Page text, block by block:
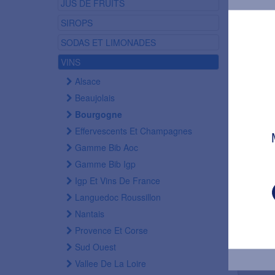
JUS DE FRUITS
SIROPS
SODAS ET LIMONADES
VINS
Alsace
Beaujolais
Bourgogne
Effervescents Et Champagnes
Gamme Bib Aoc
Gamme Bib Igp
Igp Et Vins De France
Languedoc Roussillon
Nantais
Provence Et Corse
Sud Ouest
Vallee De La Loire